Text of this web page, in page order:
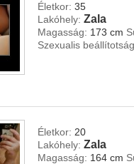
Életkor: 35
Lakóhely: Zala
Magasság: 173 cm
Szexualis
Életkor: 20
Lakóhely: Zala
Magasság: 164 cm